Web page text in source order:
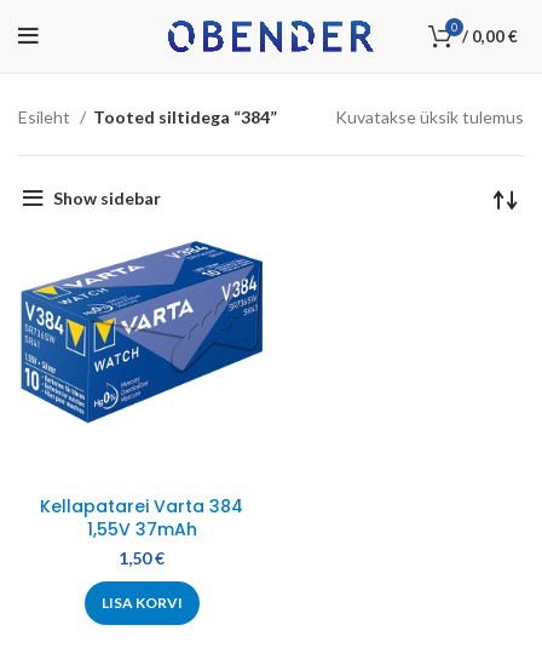
0 / 0,00€
Esileht Tooted siltidega “384” Kuvatakse üksik tulemus
Show sidebar
Kellapatarei Varta 384
1,55V 37mAh
1,50€
LISA KORVI